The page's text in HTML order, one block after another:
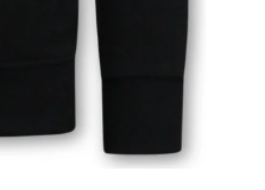
Half Zipper - Grijs /
Roze
€ 131,74